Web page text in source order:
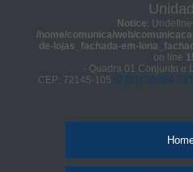
Notice:
/home/comunica/web/
de-lojas_fachada-em-
on line
- Quadra 01 Conjunto e
CEP: 72145-105
(61) 98664-